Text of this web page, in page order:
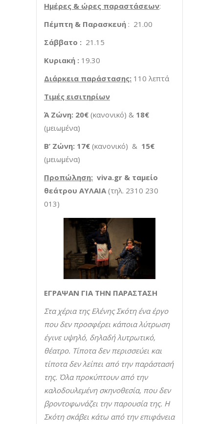
Ημέρες & ώρες παραστάσεων:
Πέμπτη & Παρασκευή : 21.00
Σάββατο : 21.15
Κυριακή : 19.30
Διάρκεια παράστασης: 110 λεπτά
Τιμές εισιτηρίων
Ά Ζώνη: 20€ (κανονικό) & 18€
(μειωμένα)
Β’ Ζώνη: 17€ (κανονικό) & 15€
(μειωμένα)
Προπώληση: viva.gr & ταμείο
θεάτρου ΑΥΛΑΙΑ (τηλ. 2310 230
013)
ΕΓΡΑΨΑΝ ΓΙΑ ΤΗΝ ΠΑΡΑΣΤΑΣΗ
Στα χέρια της Ελένης Σκότη ένα έργο
που δεν προσφέρει κάποια λύτρωση
έγινε υψηλό, δηλαδή λυτρωτικό,
θέατρο. Τίποτα δεν περισσεύει και
τίποτα δεν λείπει από την παράστασή
της. Όλα προκύπτουν από την
καλοδουλεμένη σκηνοθεσία, που δεν
βροντοφωνάζει την παρουσία της. Η
Σκότη σκάβει κάτω από την επιφάνεια